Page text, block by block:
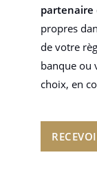
partenaire
propres
de votre
banque ou
choix, en